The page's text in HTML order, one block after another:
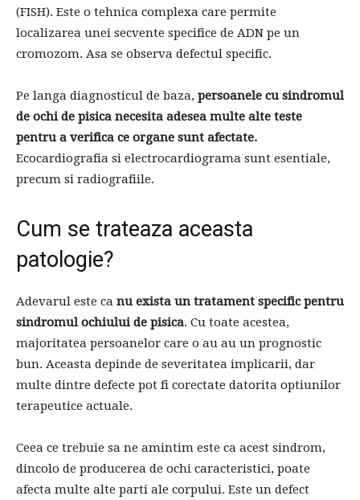
(FISH). Este o tehnica complexa care permite
localizarea unei secvente specifice de ADN pe un
cromozom. Asa se observa defectul specific.
Pe langa diagnosticul de baza, persoanele cu sindromul
de ochi de pisica necesita adesea multe alte teste
pentru a verifica ce organe sunt afectate.
Ecocardiografia si electrocardiograma sunt esentiale,
precum si radiografiile.
Cum se trateaza aceasta
patologie?
Adevarul este ca nu exista un tratament specific pentru
sindromul ochiului de pisica. Cu toate acestea,
majoritatea persoanelor care o au au un prognostic
bun. Aceasta depinde de severitatea implicarii, dar
multe dintre defecte pot fi corectate datorita optiunilor
terapeutice actuale.
Ceea ce trebuie sa ne amintim este ca acest sindrom,
dincolo de producerea de ochi caracteristici, poate
afecta multe alte parti ale corpului. Este un defect